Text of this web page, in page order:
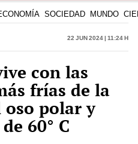
SOCIEDAD MUNDO
22 Jun 2024 | 11:24 h
con las
frías de la
polar y
60° C